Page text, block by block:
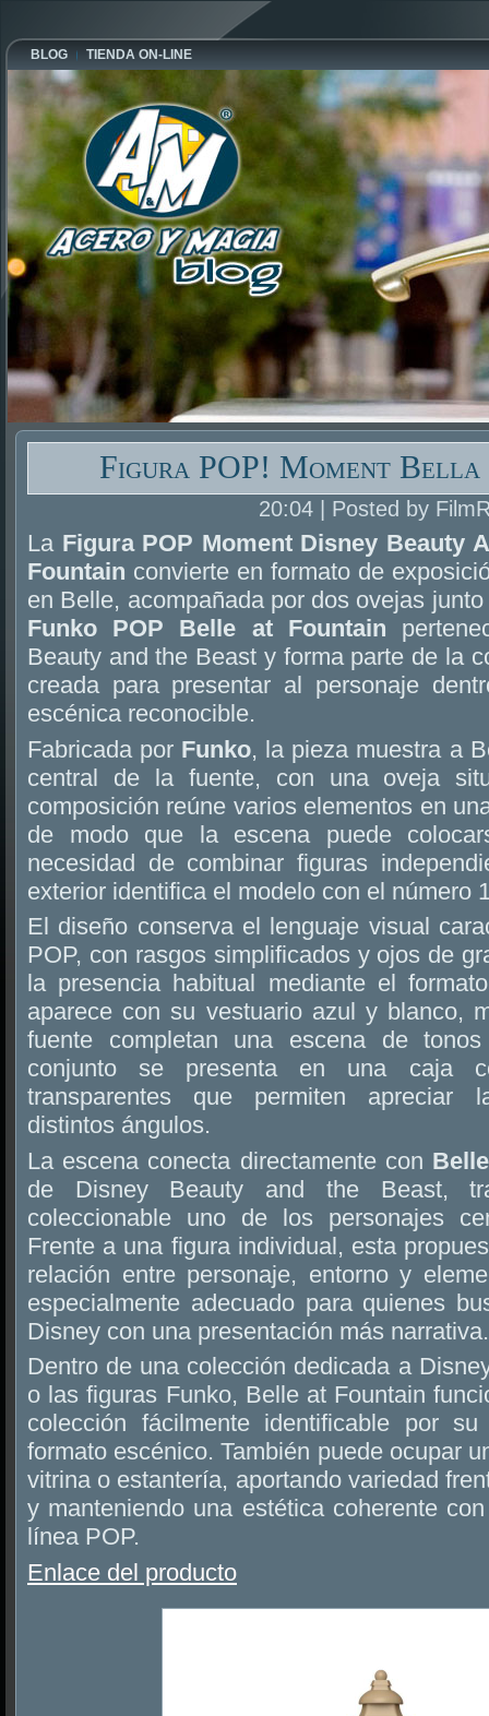
BLOG TIENDA ON-LINE
Figura POP! Moment Bella
20:04 | Posted by
La Figura POP Moment Disney Beauty
Fountain convierte en formato de
en Belle, acompañada por dos ovejas
Funko POP Belle at Fountain
Beauty and the Beast y forma parte de la
creada para presentar al personaje
escénica reconocible.
Fabricada por Funko, la pieza muestra a
central de la fuente, con una oveja
composición reúne varios elementos en
de modo que la escena puede
necesidad de combinar figuras
exterior identifica el modelo con el número
El diseño conserva el lenguaje visual
POP, con rasgos simplificados y ojos de
la presencia habitual mediante el
aparece con su vestuario azul y blanco,
fuente completan una escena de
conjunto se presenta en una caja
transparentes que permiten apreciar
distintos ángulos.
La escena conecta directamente con Belle
de Disney Beauty and the Beast,
coleccionable uno de los personajes
Frente a una figura individual, esta
relación entre personaje, entorno y
especialmente adecuado para quienes
Disney con una presentación más narrativa.
Dentro de una colección dedicada a
o las figuras Funko, Belle at Fountain
colección fácilmente identificable por
formato escénico. También puede ocupar
vitrina o estantería, aportando variedad
y manteniendo una estética coherente
línea POP.
Enlace del producto